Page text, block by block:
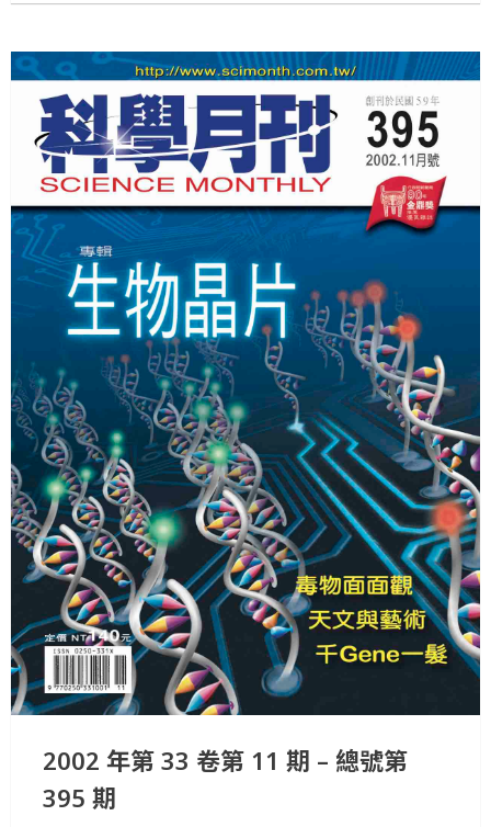
2002 年第 33 卷第 11 期 – 總號第
395 期